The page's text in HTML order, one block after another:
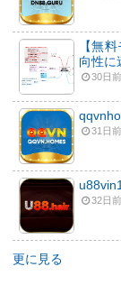
【無
向性に
30日前
31日前
u88vin1
32日前
更に見る